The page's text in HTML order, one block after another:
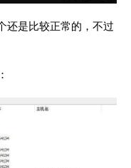
还是比较正常的，不过